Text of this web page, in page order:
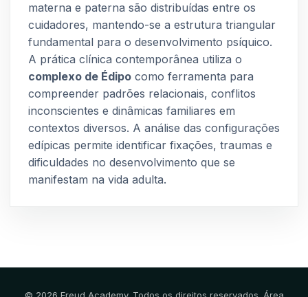
materna e paterna são distribuídas entre os
cuidadores, mantendo-se a estrutura triangular
fundamental para o desenvolvimento psíquico.
A prática clínica contemporânea utiliza o
complexo de Édipo como ferramenta para
compreender padrões relacionais, conflitos
inconscientes e dinâmicas familiares em
contextos diversos. A análise das configurações
edípicas permite identificar fixações, traumas e
dificuldades no desenvolvimento que se
manifestam na vida adulta.